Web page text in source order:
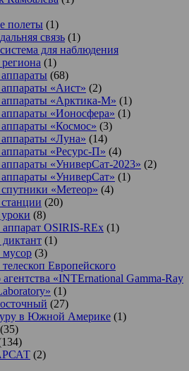
полеты (1)
связь (1)
для наблюдения
(1)
(68)
«Аист» (2)
«Арктика-М» (1)
«Ионосфера» (1)
«Космос» (3)
«Луна» (14)
«Ресурс-П» (4)
«УниверСат-2023» (2)
«УниверСат» (1)
«Метеор» (4)
(20)
(8)
OSIRIS-REx (1)
(1)
мусор (3)
Европейского
агентства «INTErnational Gamma-Ray
(1)
(27)
в Южной Америке (1)
(35)
(2)